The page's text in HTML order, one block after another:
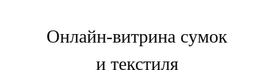
Онлайн-витрина сумок
и текстиля